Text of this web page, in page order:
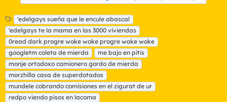
E
t
i
q
u
e
t
a
s
'edelgays sueña que le encule abascal
'edelgays te la mama en las 3000 viviendas
0read dark progre woke woke progre woke woke
googletm coleta de mierda
me bajo en pitis
monje ortodoxo camionero gordo de mierda
morzhilla casa de superdotados
mundele cobrando comisiones en el zigurat de ur
redpo viendo pisos en lacoma